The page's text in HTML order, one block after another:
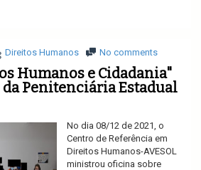
Direitos Humanos No comments
Humanos e Cidadania"
da Penitenciária Estadual
No dia 08/12 de 2021, o
Centro de Referência em
Direitos Humanos-AVESOL
ministrou oficina sobre